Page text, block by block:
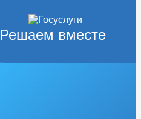
Решаем вместе